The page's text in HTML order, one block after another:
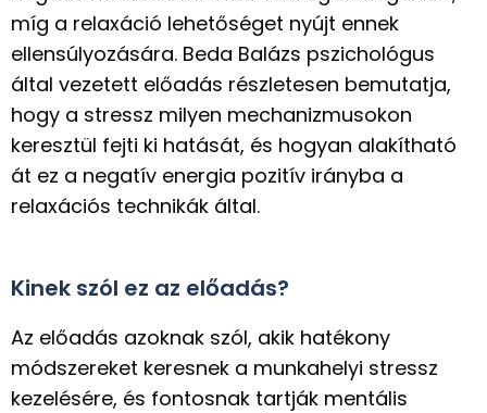
míg a relaxáció lehetőséget nyújt ennek
ellensúlyozására. Beda Balázs pszichológus
által vezetett előadás részletesen bemutatja,
hogy a stressz milyen mechanizmusokon
keresztül fejti ki hatását, és hogyan alakítható
át ez a negatív energia pozitív irányba a
relaxációs technikák által.
Kinek szól ez az előadás?
Az előadás azoknak szól, akik hatékony
módszereket keresnek a munkahelyi stressz
kezelésére, és fontosnak tartják mentális